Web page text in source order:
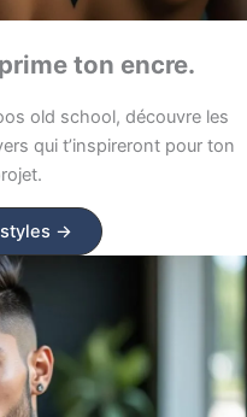
ton encre.
old school, découvre les
qui t’inspireront pour ton
→